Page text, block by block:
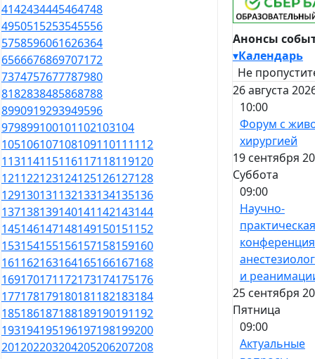
4142434445464748
4950515253545556
5758596061626364
6566676869707172
7374757677787980
8182838485868788
8990919293949596
979899100101102103104
105106107108109110111112
113114115116117118119120
121122123124125126127128
129130131132133134135136
137138139140141142143144
145146147148149150151152
153154155156157158159160
161162163164165166167168
169170171172173174175176
177178179180181182183184
185186187188189190191192
193194195196197198199200
201202203204205206207208
Анонсы
▾Календарь
Не
26 августа
10:00
Форум с
хирургией
19 сентября
Суббота
09:00
Научно-
практическая
и
25 сентября
Пятница
09:00
Актуальные